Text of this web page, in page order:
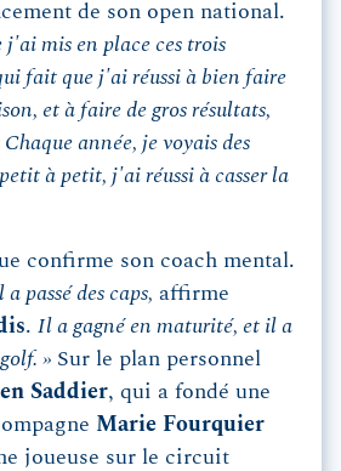
de son open national.
j'ai mis en place ces trois
fait que j'ai réussi à bien faire
et à faire de gros résultats,
année, je voyais des
à petit, j'ai réussi à casser la
confirme son coach mental.
passé des caps, affirme
. Il a gagné en maturité, et il a
» Sur le plan personnel
Saddier, qui a fondé une
Marie Fourquier
joueuse sur le circuit